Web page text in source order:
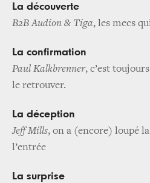
La découverte
B2B Audion & Tiga, les mecs
La confirmation
Paul Kalkbrenner, c’est
le retrouver.
La déception
Jeff Mills, on a (encore) loupé
l’entrée
La surprise